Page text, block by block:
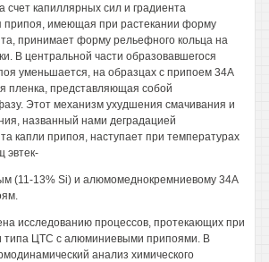
счет капиллярных сил и градиента
припоя, имеющая при растекании форму
принимает форму рельефного кольца на
В центральной части образовавшегося
уменьшается, на образцах с припоем 34А
пленка, представляющая собой
Этот механизм ухудшения смачивания и
названный нами деградацией
капли припоя, наступает при температурах
эвтек-
(11-13% Si) и алюмомеднокремниевому 34А
исследованию процессов, протекающих при
типа ЦТС с алюминиевыми припоями. В
анализ химического